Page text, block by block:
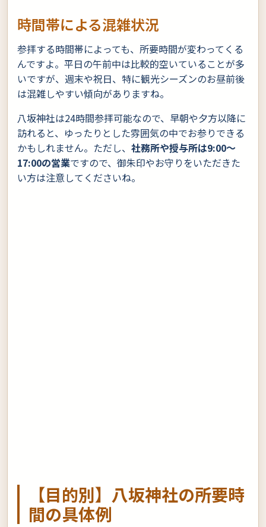
時間帯による混雑状況
参拝する時間帯によっても、所要時間が変わってくる
んですよ。平日の午前中は比較的空いていることが多
いですが、週末や祝日、特に観光シーズンのお昼前後
は混雑しやすい傾向がありますね。
八坂神社は24時間参拝可能なので、早朝や夕方以降に
訪れると、ゆったりとした雰囲気の中でお参りできる
かもしれません。ただし、 社務所や授与所は9:00〜
17:00の営業ですので、御朱印やお守りをいただきた
い方は注意してくださいね。
【目的別】八坂神社の所要時
間の具体例